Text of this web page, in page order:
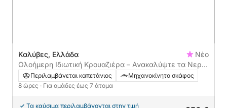
Καλύβες, Ελλάδα
Νέο
Ολοήμερη Ιδιωτική Κρουαζιέρα – Ανακαλύψτε τα Νερά
της Κρήτης
Περιλαμβάνεται καπετάνιος
Μηχανοκίνητο σκάφος
8 ώρες · Για ομάδες έως 7 άτομα
Τα καύσιμα περιλαμβάνονται στην τιμή